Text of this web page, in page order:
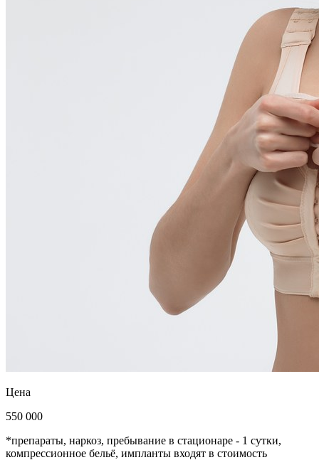
Цена
550 000
*препараты, наркоз, пребывание в стационаре - 1 сутки,
компрессионное бельё, импланты входят в стоимость